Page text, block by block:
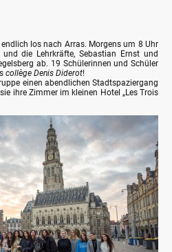
los nach Arras. Morgens um 8 Uhr
die Lehrkräfte, Sebastian Ernst und
ab. 19 Schülerinnen und Schüler
collège Denis Diderot!
einen abendlichen Stadtspaziergang
ihre Zimmer im kleinen Hotel „Les Trois